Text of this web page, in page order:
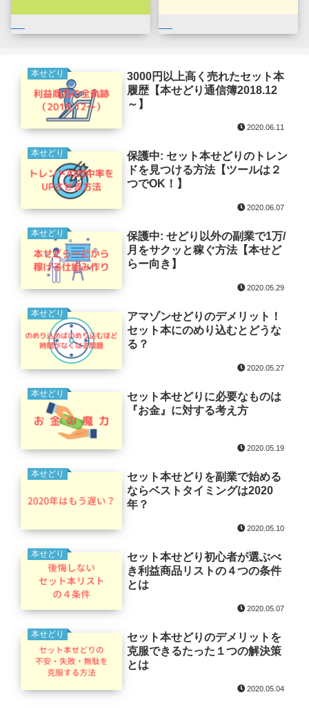
本せどり
3000円以上高く売れたセット本
履歴【本せどり通信簿2018.12
～】
2020.06.11
本せどり
保護中: セット本せどりのトレン
ドを見つける方法【ツールは２
つでOK！】
2020.06.07
本せどり
保護中: せどり以外の副業で1万/
月をサクッと稼ぐ方法【本せど
らー向き】
2020.05.29
本せどり
アマゾンせどりのデメリット！
セット本にのめり込むとどうな
る？
2020.05.27
本せどり
セット本せどりに必要なものは
『お金』に対する考え方
2020.05.19
本せどり
セット本せどりを副業で始める
ならベストタイミングは2020
年？
2020.05.10
本せどり
セット本せどり初心者が選ぶべ
き利益商品リストの４つの条件
とは
2020.05.07
本せどり
セット本せどりのデメリットを
克服できるたった１つの解決策
とは
2020.05.04